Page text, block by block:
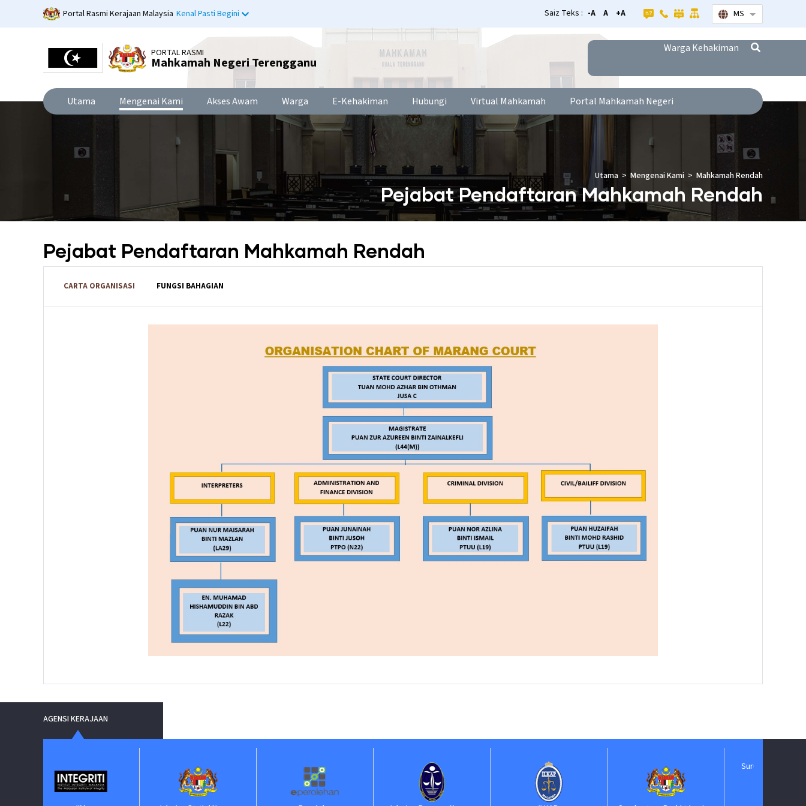
Portal Rasmi Kerajaan Malaysia Kenal Pasti Begini Saiz Teks : -A A +A MS Senarai
PORTAL RASMI
Mahkamah Negeri Terengganu
Warga Kehakiman
Utama Mengenai Kami Akses Awam Warga E-Kehakiman Hubungi Virtual Mahkamah Portal Mahkamah Negeri
Pejabat Pendaftaran Mahkamah Rendah
Utama Mengenai Kami Mahkamah Rendah
Pejabat Pendaftaran Mahkamah Rendah
CARTA ORGANISASI FUNGSI BAHAGIAN
AGENSI KERAJAAN
Suruhanjaya Pelantikan